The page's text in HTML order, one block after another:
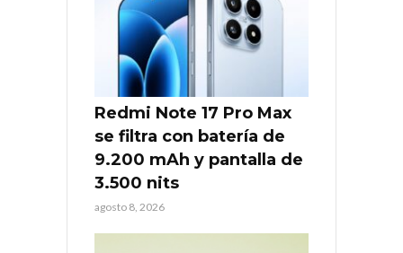
Redmi Note 17 Pro Max
se filtra con batería de
9.200 mAh y pantalla de
3.500 nits
agosto 8, 2026